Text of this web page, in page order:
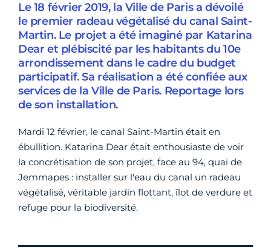
Le 18 février 2019, la Ville de Paris a dévoilé
le premier radeau végétalisé du canal Saint-
Martin. Le projet a été imaginé par Katarina
Dear et plébiscité par les habitants du 10e
arrondissement dans le cadre du budget
participatif. Sa réalisation a été confiée aux
services de la Ville de Paris. Reportage lors
de son installation.
Mardi 12 février, le canal Saint-Martin était en
ébullition. Katarina Dear était enthousiaste de voir
la concrétisation de son projet, face au 94, quai de
Jemmapes : installer sur l'eau du canal un radeau
végétalisé, véritable jardin flottant, îlot de verdure et
refuge pour la biodiversité.